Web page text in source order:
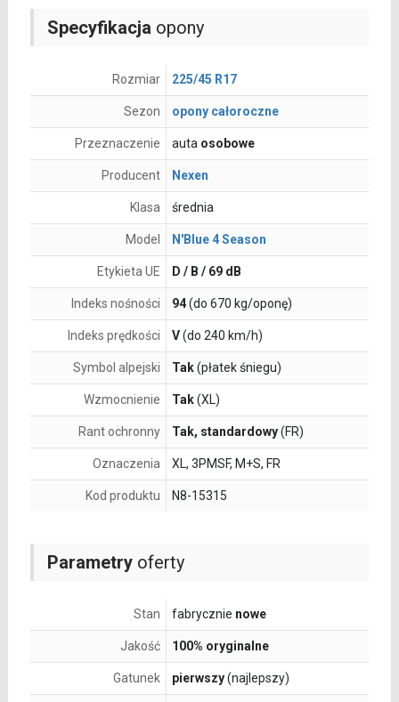
Parametryoferty
Stan fabrycznie nowe
Jakość 100% oryginalne
Gatunek pierwszy(najlepszy)
Specyfikacja opony
Rozmiar 225/45 R17
Sezon opony całoroczne
Przeznaczenie auta osobowe
Producent Nexen
Klasa średnia
Model N'Blue 4 Season
Etykieta UE D / B / 69 dB
Indeks nośności 94(do 670 kg/oponę)
Indeks prędkości V(do 240 km/h)
Symbol alpejski Tak(płatek śniegu)
Wzmocnienie Tak(XL)
Rant ochronny Tak, standardowy(FR)
Oznaczenia XL, 3PMSF, M+S, FR
Kod produktu N8-15315